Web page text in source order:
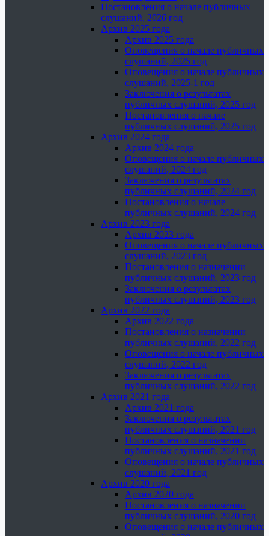
Постановления о начале публичных
слушаний, 2026 год
Архив 2025 года
Архив 2025 года
Оповещения о начале публичных
слушаний, 2025 год
Оповещения о начале публичных
слушаний, 2025-1 год
Заключения о результатах
публичных слушаний, 2025 год
Постановления о начале
публичных слушаний, 2025 год
Архив 2024 года
Архив 2024 года
Оповещения о начале публичных
слушаний, 2024 год
Заключения о результатах
публичных слушаний, 2024 год
Постановления о начале
публичных слушаний, 2024 год
Архив 2023 года
Архив 2023 года
Оповещения о начале публичных
слушаний, 2023 год
Постановления о назначении
публичных слушаний, 2023 год
Заключения о результатах
публичных слушаний, 2023 год
Архив 2022 года
Архив 2022 года
Постановления о назначении
публичных слушаний, 2022 год
Оповещения о начале публичных
слушаний, 2022 год
Заключения о результатах
публичных слушаний, 2022 год
Архив 2021 года
Архив 2021 года
Заключения о результатах
публичных слушаний, 2021 год
Постановления о назначении
публичных слушаний, 2021 год
Оповещения о начале публичных
слушаний, 2021 год
Архив 2020 года
Архив 2020 года
Постановления о назначении
публичных слушаний, 2020 год
Оповещения о начале публичных